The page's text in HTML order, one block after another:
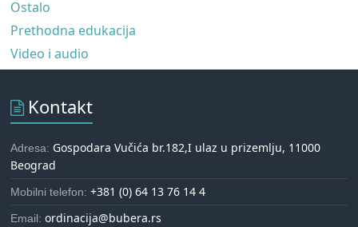
Ostalo
Prethodna edukacija
Video i audio
Kontakt
Adresa: Gospodara Vučića br.182,I ulaz u prizemlju, 11000
Beograd
Mobilni telefon:+381 (0) 64 13 76 14 4
Email:ordinacija@bubera.rs